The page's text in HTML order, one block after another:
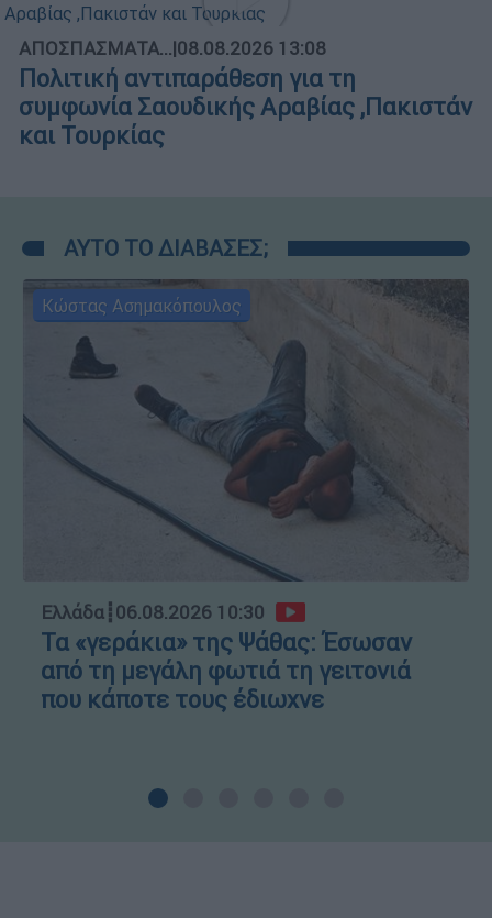
ΑΠΟΣΠΑΣΜΑΤΑ...|08.08.2026 13:08
Πολιτική αντιπαράθεση για τη
συμφωνία Σαουδικής Αραβίας ,Πακιστάν
και Τουρκίας
ΑΥΤΟ ΤΟ ΔΙΑΒΑΣΕΣ;
Κώστας Ασημακόπουλος
Ελλάδα┋06.08.2026 10:30
Τα «γεράκια» της Ψάθας: Έσωσαν
από τη μεγάλη φωτιά τη γειτονιά
που κάποτε τους έδιωχνε